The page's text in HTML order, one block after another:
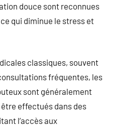
douce sont reconnues
qui diminue le stress et
classiques, souvent
fréquentes, les
sont généralement
effectués dans des
l’accès aux